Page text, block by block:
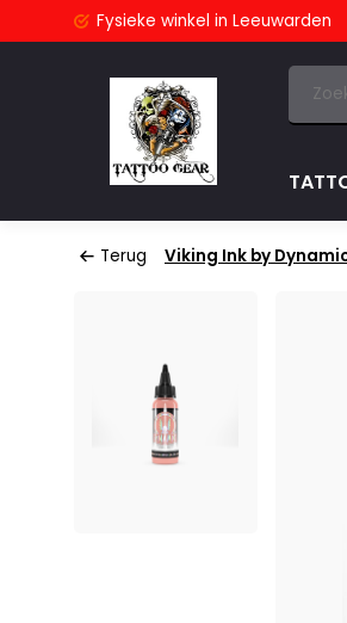
Fysieke winkel in Leeuwarden
Terug Viking Ink by